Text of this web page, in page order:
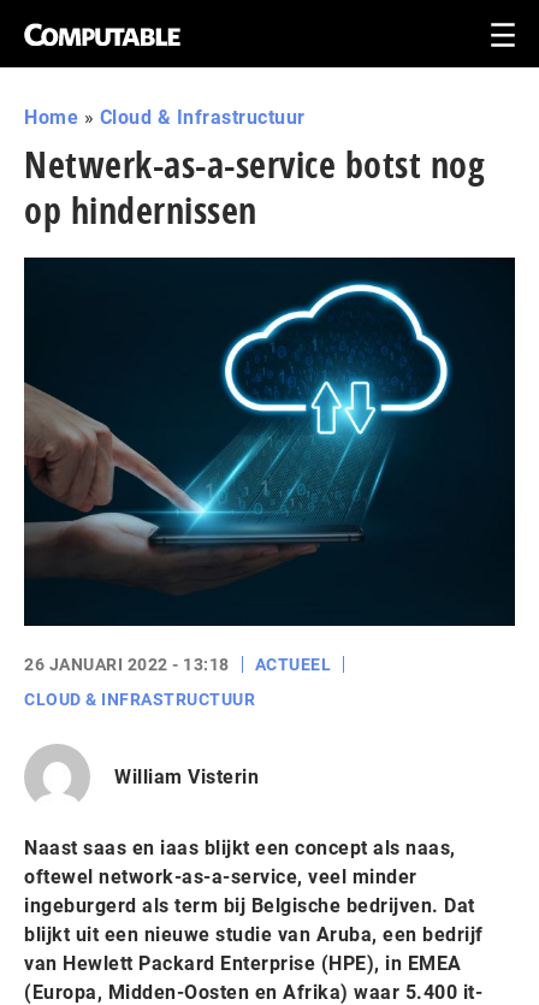
Home » Cloud & Infrastructuur
Netwerk-as-a-service botst nog
op hindernissen
26 JANUARI 2022 - 13:18
ACTUEEL
CLOUD & INFRASTRUCTUUR
William Visterin
Naast saas en iaas blijkt een concept als naas,
oftewel network-as-a-service, veel minder
ingeburgerd als term bij Belgische bedrijven. Dat
blijkt uit een nieuwe studie van Aruba, een bedrijf
van Hewlett Packard Enterprise (HPE), in EMEA
(Europa, Midden-Oosten en Afrika) waar 5.400 it-